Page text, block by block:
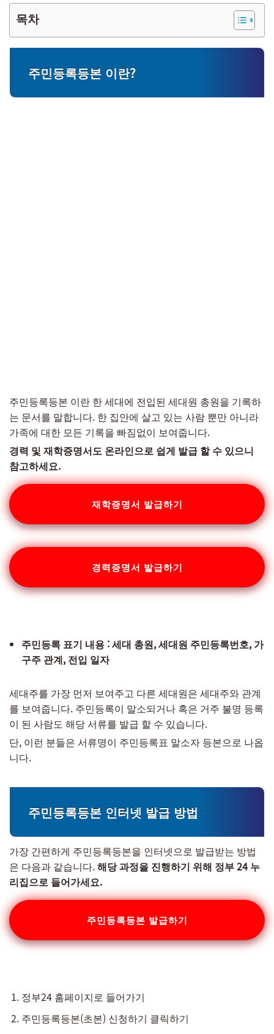
목차
주민등록등본 이란?
주민등록등본 이란 한 세대에 전입된 세대원 총원을 기록하
는 문서를 말합니다. 한 집안에 살고 있는 사람 뿐만 아니라
가족에 대한 모든 기록을 빠짐없이 보여줍니다.
경력 및 재학증명서도 온라인으로 쉽게 발급 할 수 있으니
참고하세요.
재학증명서 발급하기
경력증명서 발급하기
주민등록 표기 내용 : 세대 총원, 세대원 주민등록번호, 가
구주 관계, 전입 일자
세대주를 가장 먼저 보여주고 다른 세대원은 세대주와 관계
를 보여줍니다. 주민등록이 말소되거나 혹은 거주 불명 등록
이 된 사람도 해당 서류를 발급 할 수 있습니다.
단, 이런 분들은 서류명이 주민등록표 말소자 등본으로 나옵
니다.
주민등록등본 인터넷 발급 방법
가장 간편하게 주민등록등본을 인터넷으로 발급받는 방법
은 다음과 같습니다.해당 과정을 진행하기 위해 정부 24 누
리집으로 들어가세요.
주민등록등본 발급하기
정부24 홈페이지로 들어가기
주민등록등본(초본) 신청하기 클릭하기